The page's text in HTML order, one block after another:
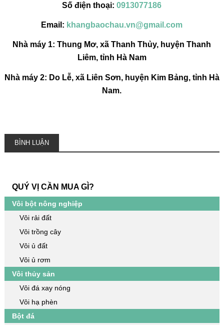
Số điện thoại:0913077186
Email: khangbaochau.vn@gmail.com
Nhà máy 1: Thung Mơ, xã Thanh Thủy, huyện Thanh
Liêm, tỉnh Hà Nam
Nhà máy 2: Do Lễ, xã Liên Sơn, huyện Kim Bảng, tỉnh Hà
Nam.
BÌNH LUẬN
QUÝ VỊ CẦN MUA GÌ?
Vôi bột nông nghiệp
Vôi rải đất
Vôi trồng cây
Vôi ủ đất
Vôi ủ rơm
Vôi thủy sản
Vôi đá xay nóng
Vôi hạ phèn
Bột đá